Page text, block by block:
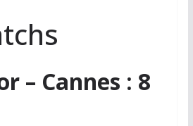
– Cannes : 8